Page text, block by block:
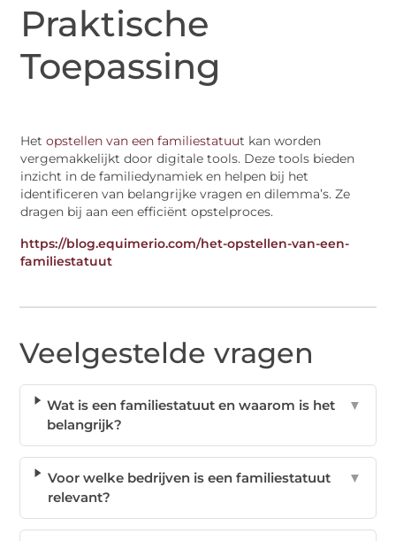
Praktische
Toepassing
Hetopstellen van een familiestatuut kan worden
vergemakkelijkt door digitale tools. Deze tools bieden
inzicht in de familiedynamiek en helpen bij het
identificeren van belangrijke vragen en dilemma’s. Ze
dragen bij aan een efficiënt opstelproces.
https://blog.equimerio.com/het-opstellen-van-een-
familiestatuut
Veelgestelde vragen
Wat is een familiestatuut en waarom is het
belangrijk?
▼
Voor welke bedrijven is een familiestatuut
relevant?
▼